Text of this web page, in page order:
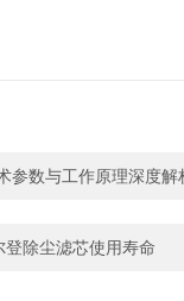
参数与工作原理深度解
除尘滤芯使用寿命